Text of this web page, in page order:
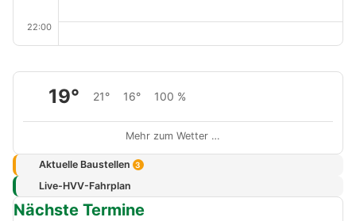
22:00
19° 21° 16° 100 %
Mehr zum Wetter …
Aktuelle Baustellen 3
Live-HVV-Fahrplan
Nächste Termine